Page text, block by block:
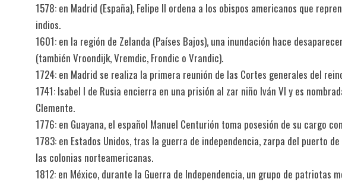
1578: en Madrid (España), Felipe II ordena a los obispos americanos que
indios.
1601: en la región de Zelanda (Países Bajos), una inundación hace
(también Vroondijk, Vremdic, Frondic o Vrandic).
1724: en Madrid se realiza la primera reunión de las Cortes generales del
1741: Isabel I de Rusia encierra en una prisión al zar niño Iván VI y es
Clemente.
1776: en Guayana, el español Manuel Centurión toma posesión de su cargo
1783: en Estados Unidos, tras la guerra de independencia, zarpa del puerto
las colonias norteamericanas.
1812: en México, durante la Guerra de Independencia, un grupo de patriotas